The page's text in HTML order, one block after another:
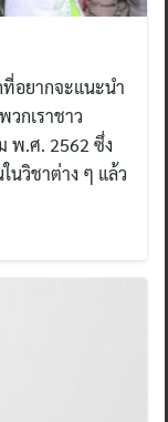
ที่อยากจะแนะนำ
กเราชาว
พ.ศ. 2562 ซึ่ง
นวิชาต่าง ๆ แล้ว